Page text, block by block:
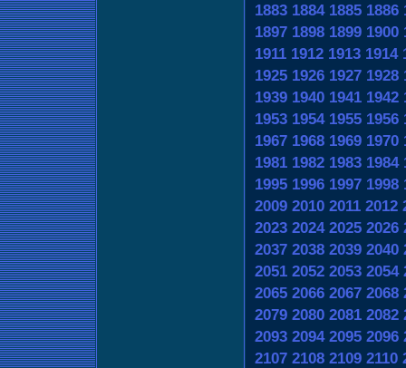
1883 1884 1885 1886
1897 1898 1899 1900
1911 1912 1913 1914
1925 1926 1927 1928
1939 1940 1941 1942
1953 1954 1955 1956
1967 1968 1969 1970
1981 1982 1983 1984
1995 1996 1997 1998
2009 2010 2011 2012
2023 2024 2025 2026
2037 2038 2039 2040
2051 2052 2053 2054
2065 2066 2067 2068
2079 2080 2081 2082
2093 2094 2095 2096
2107 2108 2109 2110